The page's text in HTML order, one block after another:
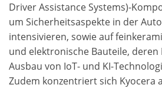
Driver Assistance Systems)-
um Sicherheitsaspekte in der
intensivieren, sowie auf
und elektronische Bauteile,
Ausbau von IoT- und KI-
Zudem konzentriert sich Kyocera